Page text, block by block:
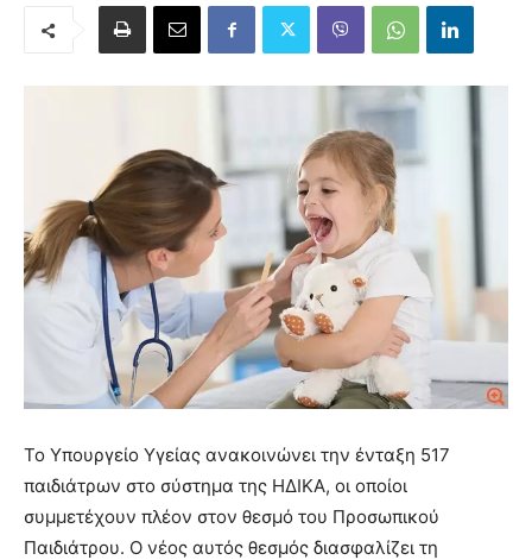
Το Υπουργείο Υγείας ανακοινώνει την ένταξη 517
παιδιάτρων στο σύστημα της ΗΔΙΚΑ, οι οποίοι
συμμετέχουν πλέον στον θεσμό του Προσωπικού
Παιδιάτρου. Ο νέος αυτός θεσμός διασφαλίζει τη